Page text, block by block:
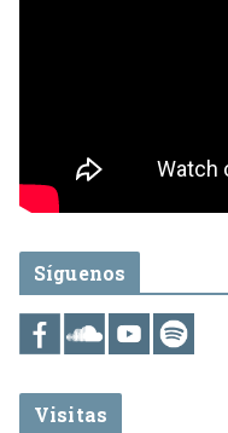
Síguenos
Visitas